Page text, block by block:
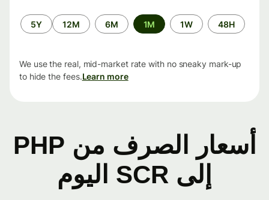
الفترة
الزمنية
48H
1W
1M
6M
12M
5Y
We use the real, mid-market rate with no sneaky mark-up
to hide the fees.Learn more
أسعار الصرف من PHP
إلى SCR اليوم